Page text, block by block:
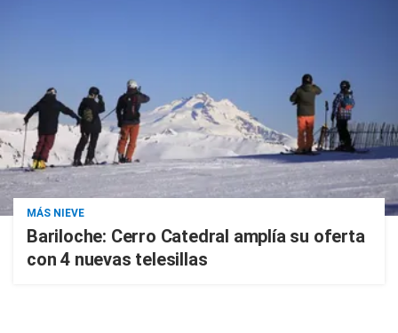
MÁS NIEVE
Bariloche: Cerro Catedral amplía su oferta
con 4 nuevas telesillas